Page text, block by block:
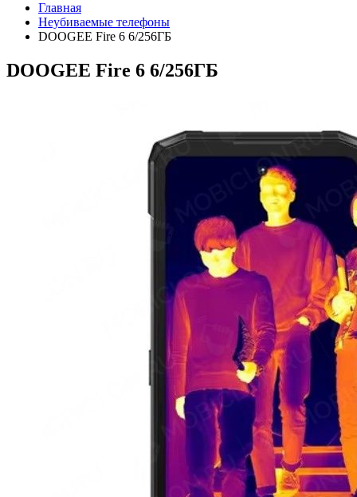
Главная
Неубиваемые телефоны
DOOGEE Fire 6 6/256ГБ
DOOGEE Fire 6 6/256ГБ